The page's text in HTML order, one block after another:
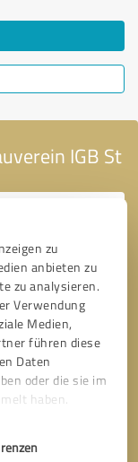
zu
anbieten zu
zu analysieren.
Verwendung
Medien,
führen diese
Daten
oder die sie im
haben.
IGB St